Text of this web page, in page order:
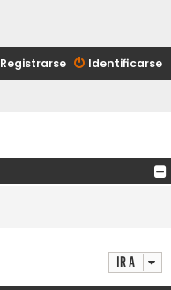
Identificarse
Registrarse
Ir a